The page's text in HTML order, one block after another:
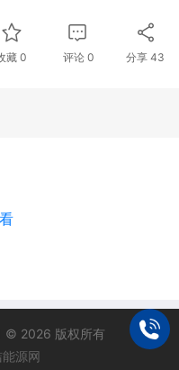
藏 0 评论 0 分享43
© 2026 版权所有
源网